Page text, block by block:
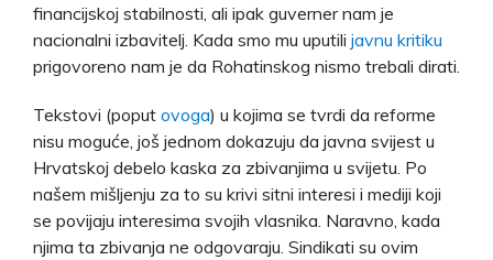
financijskoj stabilnosti, ali ipak guverner nam je
nacionalni izbavitelj. Kada smo mu uputili javnu kritiku
prigovoreno nam je da Rohatinskog nismo trebali dirati.
Tekstovi (poput ovoga) u kojima se tvrdi da reforme
nisu moguće, još jednom dokazuju da javna svijest u
Hrvatskoj debelo kaska za zbivanjima u svijetu. Po
našem mišljenju za to su krivi sitni interesi i mediji koji
se povijaju interesima svojih vlasnika. Naravno, kada
njima ta zbivanja ne odgovaraju. Sindikati su ovim